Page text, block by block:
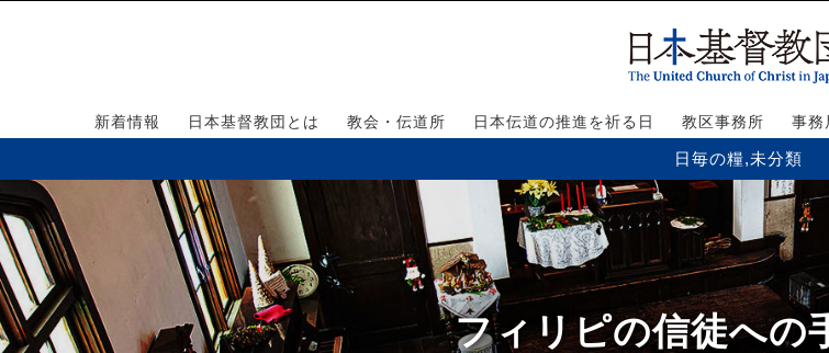
新着情報 日本基督教団とは 教会・伝道所 日本伝道の推進を祈る日 教区事務所 事務
日毎の糧,未分類
フィリピの信徒への